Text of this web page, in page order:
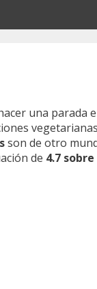
una parada
son de otro
de 4.7 sobre